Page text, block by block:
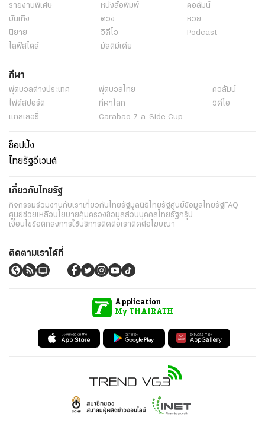
รายงานพิเศษ หนังสือพิมพ์
คอลัมน์
บันเทิง
ดวง
หวย
นิยาย
วิดีโอ
Podcast
ไลฟ์สไตล์
มัลติมีเดีย
กีฬา
ฟุตบอลต่่างประเทศ ฟุตบอลไทย
คอลัมน์
ไฟต์สปอร์ต
กีฬาโลก
วิดีโอ
แกลเลอรี่
Carabao 7-a-Side Cup
ช็อปปิ้ง
ไทยรัฐอีเวนต์
เกี่ยวกับไทยรัฐ
กิจกรรมร่วมงานกับเราเกี่ยวกับไทยรัฐมูลนิธิไทยรัฐศูนย์ข้อมูลไทยรัฐFAQ
ศูนย์ช่วยเหลือนโยบายคุ้มครองข้อมูลส่วนบุคคลไทยรัฐกรุ๊ป
เงื่อนไขข้อตกลงการใช้บริการติดต่อเราติดต่อโฆษณา
ติดตามเราได้ที่
Application
My THAIRATH